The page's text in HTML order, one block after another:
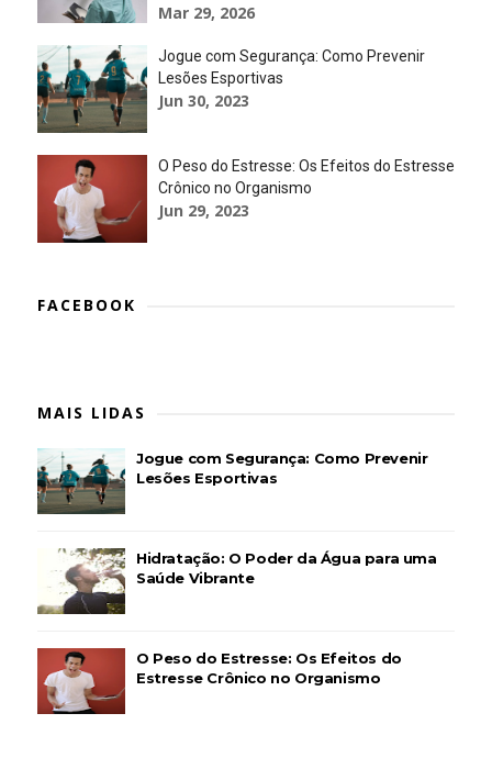
Mar 29, 2026
Jogue com Segurança: Como Prevenir
Lesões Esportivas
Jun 30, 2023
O Peso do Estresse: Os Efeitos do Estresse
Crônico no Organismo
Jun 29, 2023
FACEBOOK
MAIS LIDAS
Jogue com Segurança: Como Prevenir
Lesões Esportivas
Hidratação: O Poder da Água para uma
Saúde Vibrante
O Peso do Estresse: Os Efeitos do
Estresse Crônico no Organismo